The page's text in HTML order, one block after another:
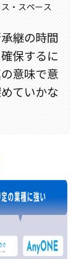
・スペース
継の時間
保するに
意味で意
ていかな